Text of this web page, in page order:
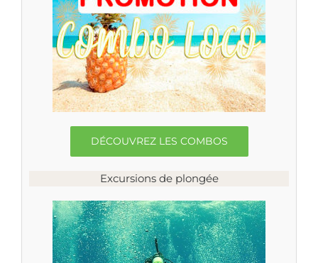
DÉCOUVREZ LES COMBOS
Excursions de plongée